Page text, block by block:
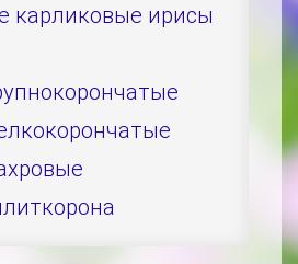
карликовые ирисы